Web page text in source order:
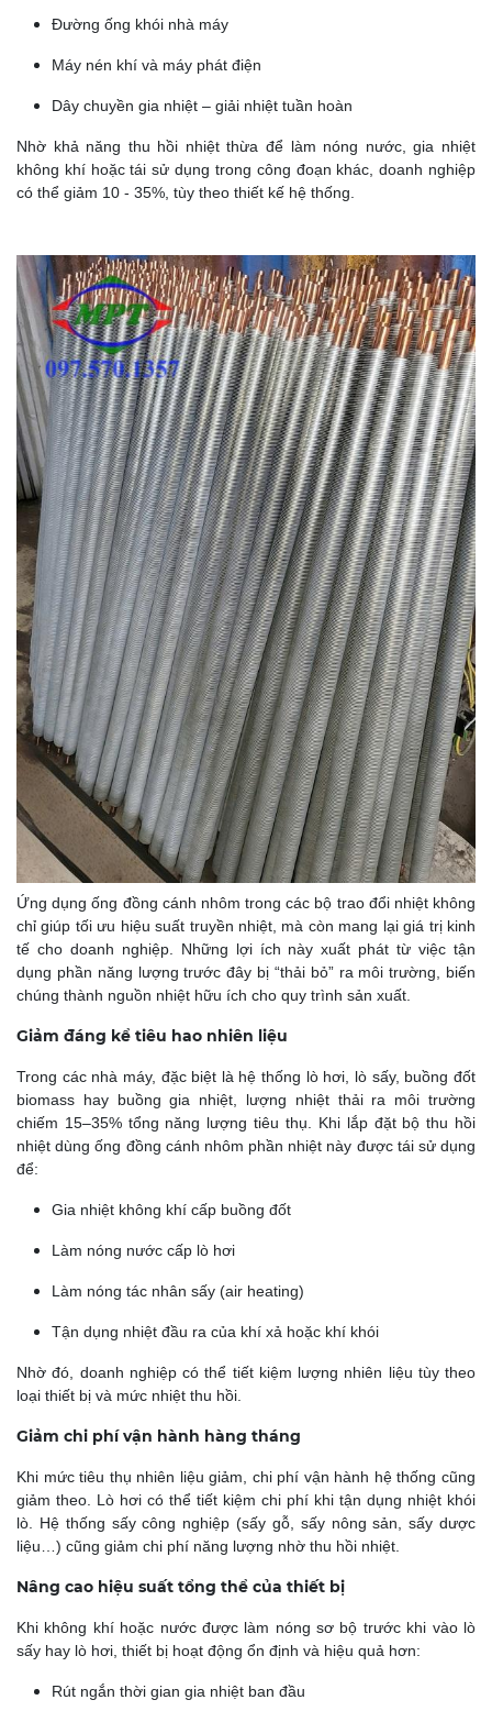
Đường ống khói nhà máy
Máy nén khí và máy phát điện
Dây chuyền gia nhiệt – giải nhiệt tuần hoàn
Nhờ khả năng thu hồi nhiệt thừa để làm nóng nước, gia nhiệt
không khí hoặc tái sử dụng trong công đoạn khác, doanh nghiệp
có thể giảm 10 - 35%, tùy theo thiết kế hệ thống.
Ứng dụng ống đồng cánh nhôm trong các bộ trao đổi nhiệt không
chỉ giúp tối ưu hiệu suất truyền nhiệt, mà còn mang lại giá trị kinh
tế cho doanh nghiệp. Những lợi ích này xuất phát từ việc tận
dụng phần năng lượng trước đây bị “thải bỏ” ra môi trường, biến
chúng thành nguồn nhiệt hữu ích cho quy trình sản xuất.
Giảm đáng kể tiêu hao nhiên liệu
Trong các nhà máy, đặc biệt là hệ thống lò hơi, lò sấy, buồng đốt
biomass hay buồng gia nhiệt, lượng nhiệt thải ra môi trường
chiếm 15–35% tổng năng lượng tiêu thụ. Khi lắp đặt bộ thu hồi
nhiệt dùng ống đồng cánh nhôm phần nhiệt này được tái sử dụng
để:
Gia nhiệt không khí cấp buồng đốt
Làm nóng nước cấp lò hơi
Làm nóng tác nhân sấy (air heating)
Tận dụng nhiệt đầu ra của khí xả hoặc khí khói
Nhờ đó, doanh nghiệp có thể tiết kiệm lượng nhiên liệu tùy theo
loại thiết bị và mức nhiệt thu hồi.
Giảm chi phí vận hành hàng tháng
Khi mức tiêu thụ nhiên liệu giảm, chi phí vận hành hệ thống cũng
giảm theo. Lò hơi có thể tiết kiệm chi phí khi tận dụng nhiệt khói
lò. Hệ thống sấy công nghiệp (sấy gỗ, sấy nông sản, sấy dược
liệu…) cũng giảm chi phí năng lượng nhờ thu hồi nhiệt.
Nâng cao hiệu suất tổng thể của thiết bị
Khi không khí hoặc nước được làm nóng sơ bộ trước khi vào lò
sấy hay lò hơi, thiết bị hoạt động ổn định và hiệu quả hơn:
Rút ngắn thời gian gia nhiệt ban đầu